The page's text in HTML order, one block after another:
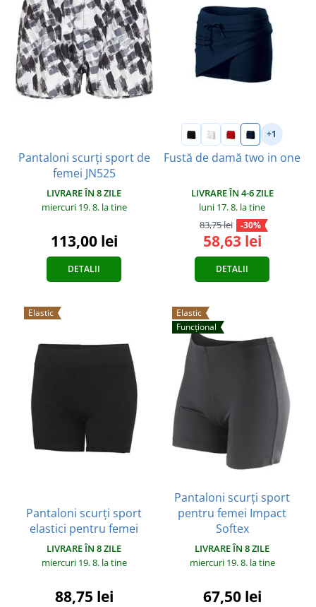
Pantaloni scurți sport de
femei JN525
LIVRARE ÎN 8 ZILE
miercuri 19. 8. la tine
113,00 lei
DETALII
+1
Fustă de damă two in one
LIVRARE ÎN 4-6 ZILE
luni 17. 8. la tine
83,75 lei
-30%
58,63 lei
DETALII
Elastic
Pantaloni scurți sport
elastici pentru femei
LIVRARE ÎN 8 ZILE
miercuri 19. 8. la tine
88,75 lei
Elastic
Funcțional
Pantaloni scurți sport
pentru femei Impact
Softex
LIVRARE ÎN 8 ZILE
miercuri 19. 8. la tine
67,50 lei